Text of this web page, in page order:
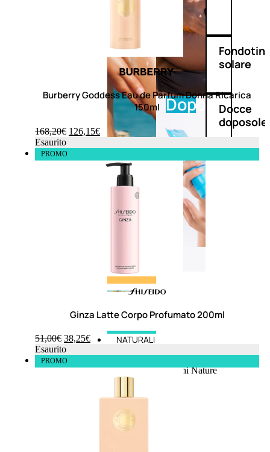
Doposole
solare
Docce
doposole
NATURALI
Viso/Labbra/Occhi Nature
Corpo
Trattamenti Viso
Detergenza
Burberry Goddess Eau de Parfum Donna Ricarica
150ml
168,20€ 126,15€
Esaurito
PROMO
Ginza Latte Corpo Profumato 200ml
51,00€ 38,25€
Esaurito
PROMO